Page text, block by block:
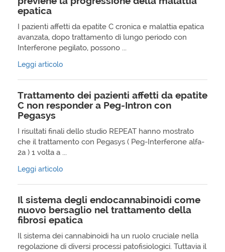
epatica
I pazienti affetti da epatite C cronica e malattia epatica
avanzata, dopo trattamento di lungo periodo con
Interferone pegilato, possono ...
Leggi articolo
Trattamento dei pazienti affetti da epatite
C non responder a Peg-Intron con
Pegasys
I risultati finali dello studio REPEAT hanno mostrato
che il trattamento con Pegasys ( Peg-Interferone alfa-
2a ) 1 volta a ...
Leggi articolo
Il sistema degli endocannabinoidi come
nuovo bersaglio nel trattamento della
fibrosi epatica
Il sistema dei cannabinoidi ha un ruolo cruciale nella
regolazione di diversi processi patofisiologici. Tuttavia il